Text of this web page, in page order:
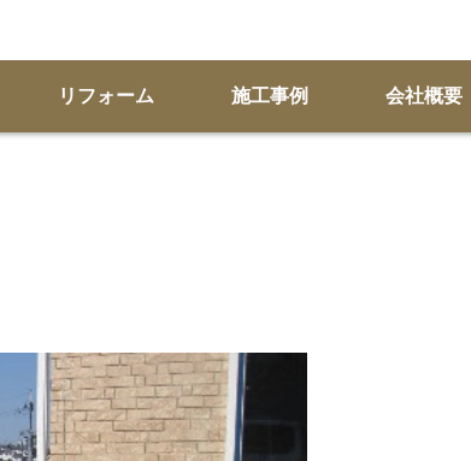
リフォーム 施工事例 会社概要